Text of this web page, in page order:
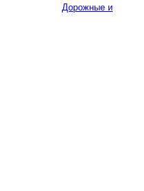
Дорожные и